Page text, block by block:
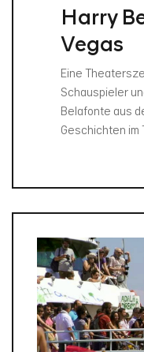
Harry
Vegas
Eine
Schauspieler
Belafonte aus
Geschichten im